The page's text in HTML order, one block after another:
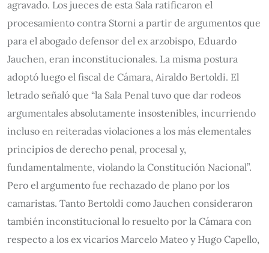
agravado. Los jueces de esta Sala ratificaron el
procesamiento contra Storni a partir de argumentos que
para el abogado defensor del ex arzobispo, Eduardo
Jauchen, eran inconstitucionales. La misma postura
adoptó luego el fiscal de Cámara, Airaldo Bertoldi. El
letrado señaló que “la Sala Penal tuvo que dar rodeos
argumentales absolutamente insostenibles, incurriendo
incluso en reiteradas violaciones a los más elementales
principios de derecho penal, procesal y,
fundamentalmente, violando la Constitución Nacional”.
Pero el argumento fue rechazado de plano por los
camaristas. Tanto Bertoldi como Jauchen consideraron
también inconstitucional lo resuelto por la Cámara con
respecto a los ex vicarios Marcelo Mateo y Hugo Capello,